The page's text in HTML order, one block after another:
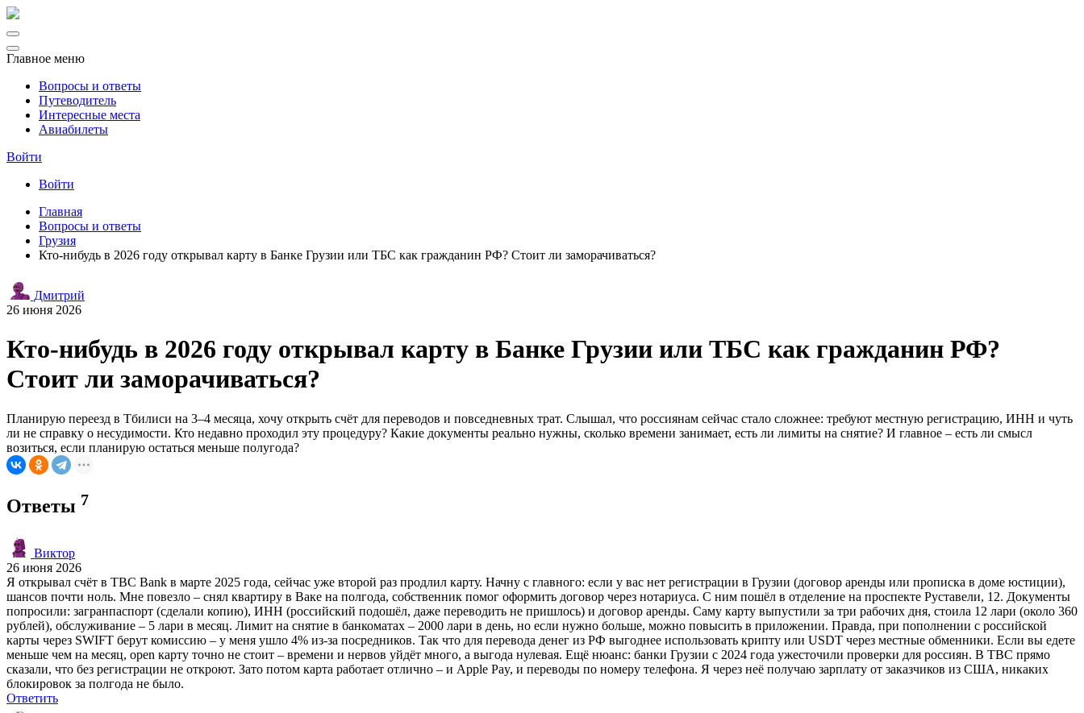
Главное меню
Вопросы и ответы
Путеводитель
Интересные места
Авиабилеты
Войти
Войти
Главная
Вопросы и ответы
Грузия
Кто‑нибудь в 2026 году открывал карту в Банке Грузии или ТБС как гражданин РФ? Стоит ли заморачиваться?
Дмитрий
26 июня 2026
Кто‑нибудь в 2026 году открывал карту в Банке Грузии или ТБС как гражданин РФ?
Стоит ли заморачиваться?
Планирую переезд в Тбилиси на 3–4 месяца, хочу открыть счёт для переводов и повседневных трат. Слышал, что россиянам сейчас стало сложнее: требуют местную регистрацию, ИНН и чуть
ли не справку о несудимости. Кто недавно проходил эту процедуру? Какие документы реально нужны, сколько времени занимает, есть ли лимиты на снятие? И главное – есть ли смысл
возиться, если планирую остаться меньше полугода?
Ответы 7
Виктор
26 июня 2026
Я открывал счёт в TBC Bank в марте 2025 года, сейчас уже второй раз продлил карту. Начну с главного: если у вас нет регистрации в Грузии (договор аренды или прописка в доме юстиции),
шансов почти ноль. Мне повезло – снял квартиру в Ваке на полгода, собственник помог оформить договор через нотариуса. С ним пошёл в отделение на проспекте Руставели, 12. Документы
попросили: загранпаспорт (сделали копию), ИНН (российский подошёл, даже переводить не пришлось) и договор аренды. Саму карту выпустили за три рабочих дня, стоила 12 лари (около 360
рублей), обслуживание – 5 лари в месяц. Лимит на снятие в банкоматах – 2000 лари в день, но если нужно больше, можно повысить в приложении. Правда, при пополнении с российской
карты через SWIFT берут комиссию – у меня ушло 4% из-за посредников. Так что для перевода денег из РФ выгоднее использовать крипту или USDT через местные обменники. Если вы едете
меньше чем на месяц, open карту точно не стоит – времени и нервов уйдёт много, а выгода нулевая. Ещё нюанс: банки Грузии с 2024 года ужесточили проверки для россиян. В TBC прямо
сказали, что без регистрации не откроют. Зато потом карта работает отлично – и Apple Pay, и переводы по номеру телефона. Я через неё получаю зарплату от заказчиков из США, никаких
блокировок за полгода не было.
Ответить